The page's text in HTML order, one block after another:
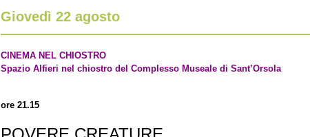
Giovedì 22 agosto
CINEMA NEL CHIOSTRO
Spazio Alfieri nel chiostro del Complesso Museale di Sant’Orsola
ore 21.15